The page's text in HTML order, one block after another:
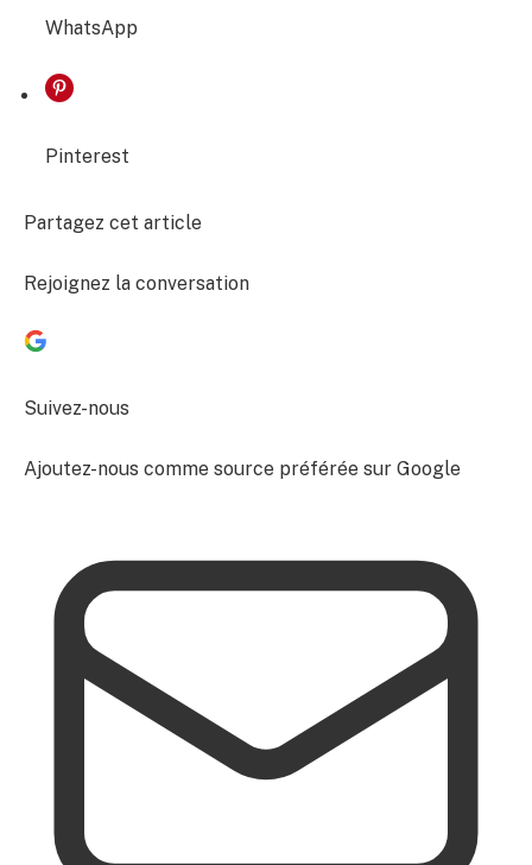
WhatsApp
Pinterest
Partagez cet article
Rejoignez la conversation
Suivez-nous
Ajoutez-nous comme source préférée sur Google